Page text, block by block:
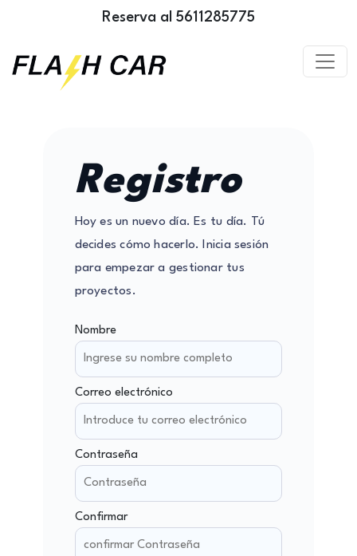
Reserva al 5611285775
Registro
Hoy es un nuevo día. Es tu día. Tú
decides cómo hacerlo. Inicia sesión
para empezar a gestionar tus
proyectos.
Nombre
Correo electrónico
Contraseña
Confirmar